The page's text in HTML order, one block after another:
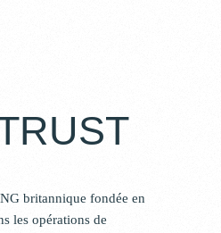
britannique fondée en
les opérations de